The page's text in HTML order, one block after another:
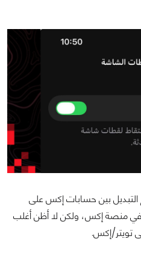
التبديل بين حسابات إكس على
منصة إكس، ولكن لا أظن أغلب
تويتر/إكس.